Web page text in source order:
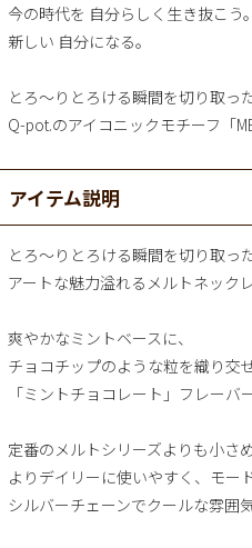
今の時代を 自分らしく生き抜こう。
新しい 自分になる。
とろ～りとろける瞬間を切り取った
Q-pot.のアイコニックモチーフ「
アイテム説明
とろ～りとろける瞬間を切り取っ
アートな魅力溢れるメルトネックレ
爽やかなミントベースに、
チョコチップのような粒を織り交
「ミントチョコレート」フレーバー
定番のメルトシリーズよりも小さ
よりデイリーに使いやすく、モー
シルバーチェーンでクールな雰囲